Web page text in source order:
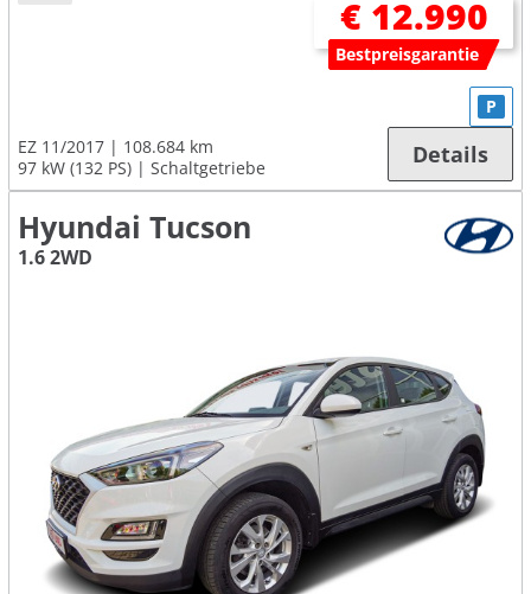
€ 12.990
Bestpreisgarantie
EZ 11/2017
108.684 km
97 kW (132 PS)
Schaltgetriebe
P
Details
Hyundai Tucson
1.6 2WD